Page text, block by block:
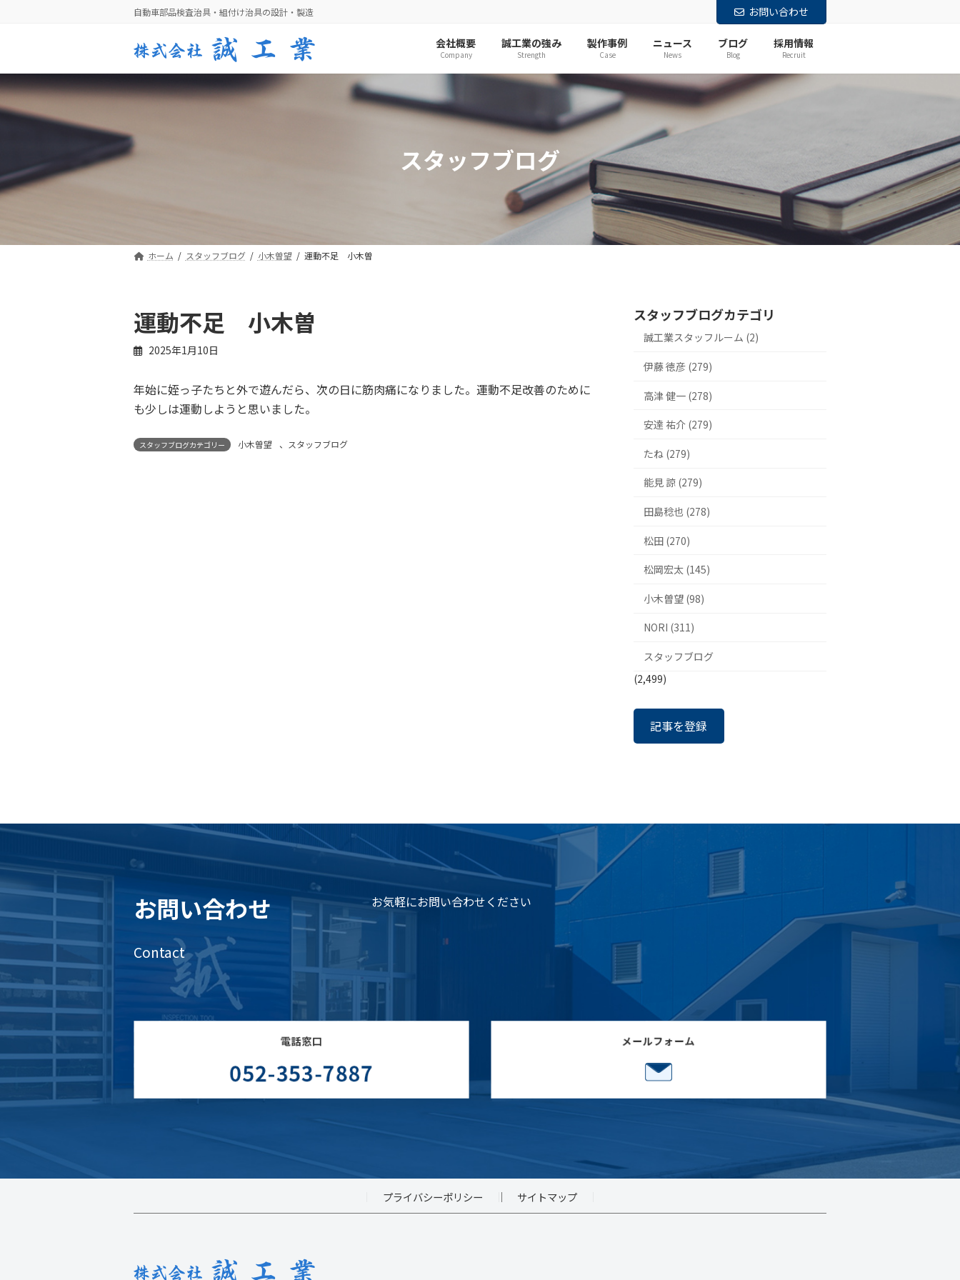
ツ
へ
ス
シ
ョ
ン
自動車部品検査治具・組付け治具の設計・製造 お問い合わせ
会社概要
Company
誠工業の強み
Strength
製作事例
Case
ニュース
News
ブログ
Blog
採用情報
Recruit
スタッフブログ
ホーム スタッフブログ 小木曽望 運動不足 小木曽
運動不足 小木曽
2025年1月10日
年始に姪っ子たちと外で遊んだら、次の日に筋肉痛になりました。運動不足改善のために
も少しは運動しようと思いました。
スタッフブログカテゴリー 小木曽望 、 スタッフブログ
スタッフブログカテゴリ
誠工業スタッフルーム (2)
伊藤 徳彦 (279)
高津 健一 (278)
安達 祐介 (279)
たね (279)
能見 諒 (279)
田島稔也 (278)
松田 (270)
松岡宏太 (145)
小木曽望 (98)
NORI (311)
スタッフブログ
(2,499)
記事を登録
お問い合わせ
Contact
お気軽にお問い合わせください
プライバシーポリシー サイトマップ